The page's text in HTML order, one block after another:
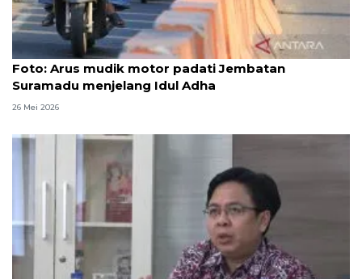
Foto: Arus mudik motor padati Jembatan
Suramadu menjelang Idul Adha
26 Mei 2026